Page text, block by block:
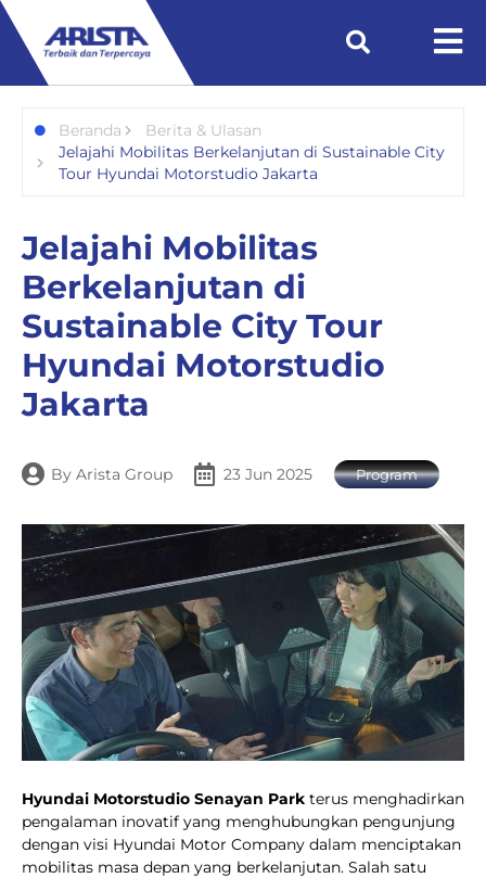
Beranda
Berita & Ulasan
Jelajahi Mobilitas Berkelanjutan di Sustainable City
Tour Hyundai Motorstudio Jakarta
Jelajahi Mobilitas
Berkelanjutan di
Sustainable City Tour
Hyundai Motorstudio
Jakarta
By Arista Group 23 Jun 2025 Program
Hyundai Motorstudio Senayan Park terus menghadirkan
pengalaman inovatif yang menghubungkan pengunjung
dengan visi Hyundai Motor Company dalam menciptakan
mobilitas masa depan yang berkelanjutan. Salah satu